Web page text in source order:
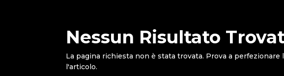
Nessun Risultato
La pagina richiesta non è stata trovata. Prova a
l'articolo.